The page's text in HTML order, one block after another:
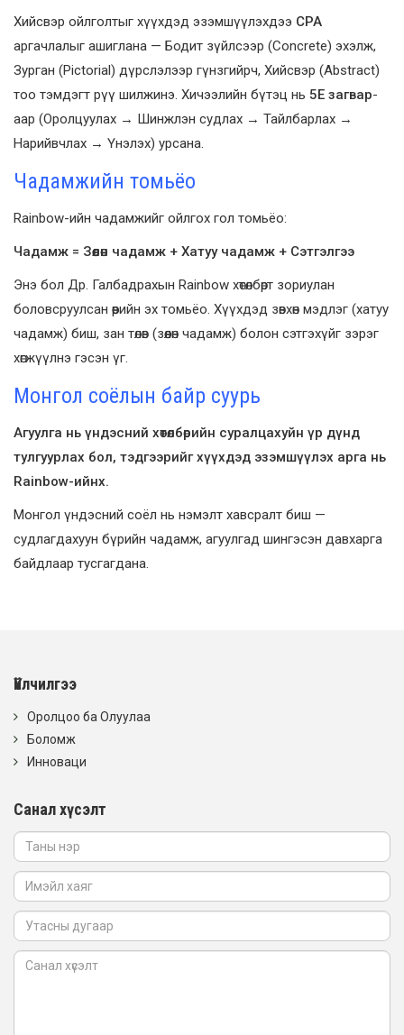
Хийсвэр ойлголтыг хүүхдэд эзэмшүүлэхдээ CPA
аргачлалыг ашиглана — Бодит зүйлсээр (Concrete) эхэлж,
Зурган (Pictorial) дүрслэлээр гүнзгийрч, Хийсвэр (Abstract)
тоо тэмдэгт рүү шилжинэ. Хичээлийн бүтэц нь 5Е загвар-
аар (Оролцуулах → Шинжлэн судлах → Тайлбарлах →
Нарийвчлах → Үнэлэх) урсана.
Чадамжийн томьёо
Rainbow-ийн чадамжийг ойлгох гол томьёо:
Чадамж = Зөөлөн чадамж + Хатуу чадамж + Сэтгэлгээ
Энэ бол Др. Галбадрахын Rainbow хөтөлбөрт зориулан
боловсруулсан өөрийн эх томьёо. Хүүхдэд зөвхөн мэдлэг (хатуу
чадамж) биш, зан төлөв (зөөлөн чадамж) болон сэтгэхүйг зэрэг
хөгжүүлнэ гэсэн үг.
Монгол соёлын байр суурь
Агуулга нь үндэсний хөтөлбөрийн суралцахуйн үр дүнд
тулгуурлах бол, тэдгээрийг хүүхдэд эзэмшүүлэх арга нь
Rainbow-ийнх.
Монгол үндэсний соёл нь нэмэлт хавсралт биш —
судлагдахуун бүрийн чадамж, агуулгад шингэсэн давхарга
байдлаар тусгагдана.
Үйлчилгээ
Оролцоо ба Олуулаа
Боломж
Инноваци
Санал хүсэлт